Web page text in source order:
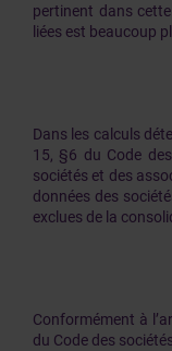
pertinent dans
liées est beaucoup
Dans les calculs
15, §6 du Code
sociétés et des
données des
exclues de la
Conformément à
du Code des